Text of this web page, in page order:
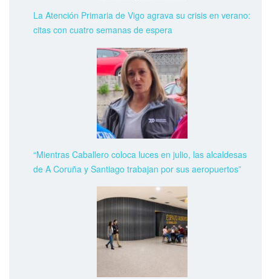
La Atención Primaria de Vigo agrava su crisis en verano:
citas con cuatro semanas de espera
“Mientras Caballero coloca luces en julio, las alcaldesas
de A Coruña y Santiago trabajan por sus aeropuertos”